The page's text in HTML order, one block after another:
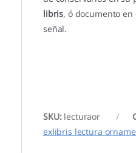
libris, ó documento
señal.
SKU: lecturaor
exlibris lectura